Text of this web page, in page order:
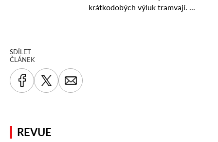
SDÍLET
ČLÁNEK
REVUE